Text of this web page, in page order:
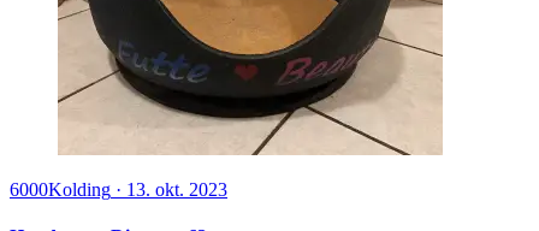
6000Kolding · 13. okt. 2023